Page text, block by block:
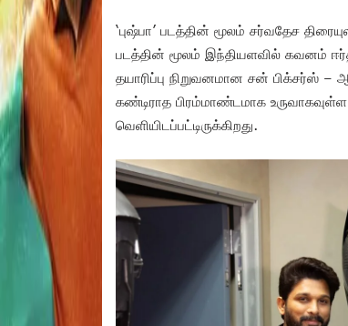
‘புஷ்பா’ படத்தின் மூலம் சர்வதேச
படத்தின் மூலம் இந்தியளவில் கவனம்
தயாரிப்பு நிறுவனமான சன் பிக்சர்ஸ்
கண்டிராத பிரம்மாண்டமாக உருவாகவுள்ள
வெளியிடப்பட்டிருக்கிறது.